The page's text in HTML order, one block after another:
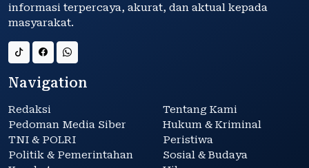
informasi terpercaya, akurat, dan aktual kepada
masyarakat.
Navigation
Redaksi
Tentang Kami
Pedoman Media Siber
Hukum & Kriminal
TNI & POLRI
Peristiwa
Politik & Pemerintahan
Sosial & Budaya